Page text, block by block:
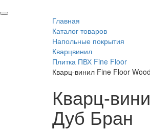
Главная
Каталог товаров
Напольные покрытия
Кварцвинил
Плитка ПВХ Fine Floor
Кварц-винил Fine Floor
Кварц-
Дуб Бран